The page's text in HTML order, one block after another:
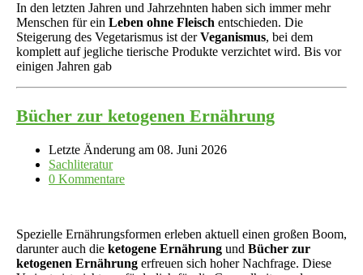
In den letzten Jahren und Jahrzehnten haben sich immer mehr
Menschen für ein Leben ohne Fleisch entschieden. Die
Steigerung des Vegetarismus ist derVeganismus, bei dem
komplett auf jegliche tierische Produkte verzichtet wird. Bis vor
einigen Jahren gab
Bücher zur ketogenen Ernährung
Letzte Änderung am 08. Juni 2026
Sachliteratur
0 Kommentare
Spezielle Ernährungsformen erleben aktuell einen großen Boom,
darunter auch die ketogene Ernährung und Bücher zur
ketogenen Ernährung erfreuen sich hoher Nachfrage. Diese